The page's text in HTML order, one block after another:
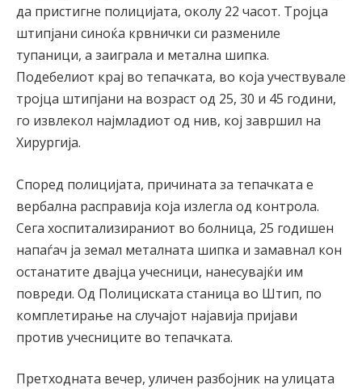
да пристигне полицијата, околу 22 часот. Тројца
штипјани синоќа крвнички си размениле
тупаници, а заиграла и метална шипка.
Подебелиот крај во тепачката, во која учествувале
тројца штипјани на возраст од 25, 30 и 45 години,
го извлекол најмладиот од нив, кој завршил на
Хирургија.
Според полицијата, причината за тепачката е
вербална расправија која излегла од контрола.
Сега хоспитализираниот во болница, 25 годишен
напаѓач ја земал металната шипка и замавнал кон
останатите двајца учесници, нанесувајќи им
повреди. Од Полициската станица во Штип, по
комплетирање на случајот најавија пријави
против учесниците во тепачката.
Претходната вечер, уличен разбојник на улицата